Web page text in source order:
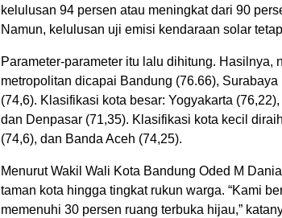
kelulusan 94 persen atau meningkat dari 90
Namun, kelulusan uji emisi kendaraan solar
Parameter-parameter itu lalu dihitung. Hasilnya,
metropolitan dicapai Bandung (76.66),
(74,6). Klasifikasi kota besar: Yogyakarta
dan Denpasar (71,35). Klasifikasi kota kecil
(74,6), dan Banda Aceh (74,25).
Menurut Wakil Wali Kota Bandung Oded M
taman kota hingga tingkat rukun warga. “Kami
memenuhi 30 persen ruang terbuka hijau,”